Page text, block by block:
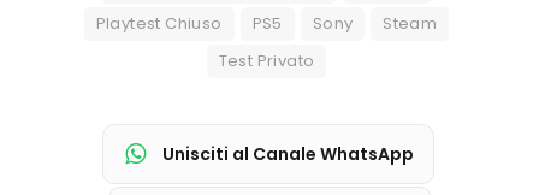
Playtest Chiuso
PS5 Sony
Steam
Test Privato
Unisciti al Canale WhatsApp